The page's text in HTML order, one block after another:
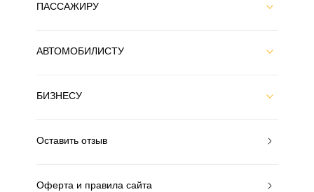
ПАССАЖИРУ
АВТОМОБИЛИСТУ
БИЗНЕСУ
Оставить отзыв
Оферта и правила сайта